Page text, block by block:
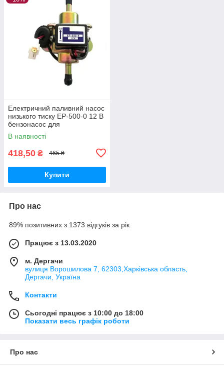
Електричний паливний насос
низького тиску EP-500-0 12 В
бензонасос для
перекачування палива
дизеля бензину
В наявності
418,50 ₴ 465 ₴
Купити
Про нас
89% позитивних з 1373 відгуків за рік
Працює з 13.03.2020
м. Дергачи
вулиця Ворошилова 7, 62303,Харківська область,
Дергачи, Україна
Контакти
Сьогодні працює з 10:00 до 18:00
Показати весь графік роботи
Про нас